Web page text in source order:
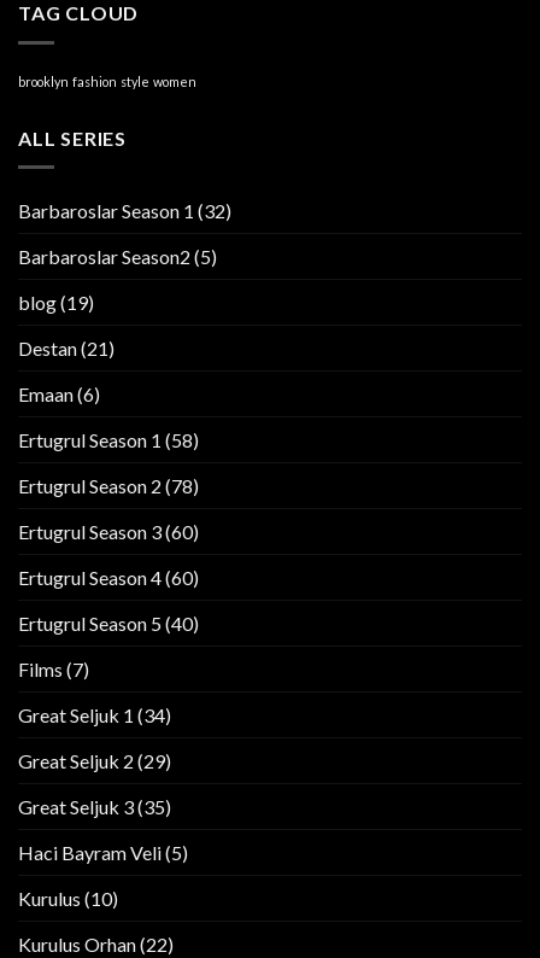
TAG CLOUD
brooklyn fashion style women
ALL SERIES
Barbaroslar Season 1 (32)
Barbaroslar Season2 (5)
blog(19)
Destan(21)
Emaan(6)
Ertugrul Season 1 (58)
Ertugrul Season 2 (78)
Ertugrul Season 3(60)
Ertugrul Season 4(60)
Ertugrul Season 5(40)
Films (7)
Great Seljuk 1 (34)
Great Seljuk 2 (29)
Great Seljuk 3(35)
Haci Bayram Veli(5)
Kurulus (10)
Kurulus Orhan(22)